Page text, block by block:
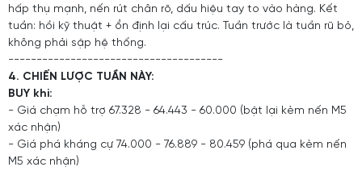
hấp thụ mạnh, nến rút chân rõ, dấu hiệu tay to vào hàng. Kết
tuần: hồi kỹ thuật + ổn định lại cấu trúc. Tuần trước là tuần rũ bỏ,
không phải sập hệ thống.
--------------------------------------
4. CHIẾN LƯỢC TUẦN NÀY:
BUY khi:
- Giá chạm hỗ trợ 67.328 - 64.443 - 60.000 (bật lại kèm nến M5
xác nhận)
- Giá phá kháng cự 74.000 - 76.889 - 80.459 (phá qua kèm nến
M5 xác nhận)